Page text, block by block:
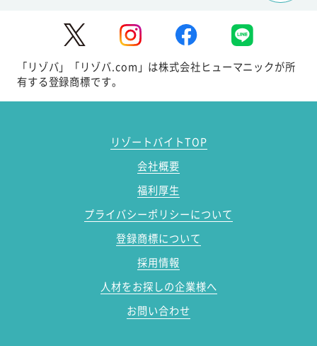
「リゾバ」「リゾバ.com」は株式会社ヒューマニックが所
有する登録商標です。
リゾートバイトTOP
会社概要
福利厚生
プライバシーポリシーについて
登録商標について
採用情報
人材をお探しの企業様へ
お問い合わせ